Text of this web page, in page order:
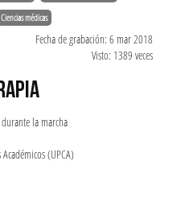
Ciencias médicas
Fecha de grabación: 6 mar 2018
Visto: 1389 veces
la marcha
(UPCA)